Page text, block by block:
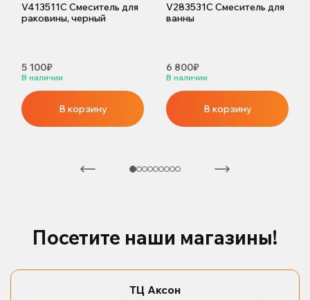
V413511C Смеситель для
раковины, черный
5 100₽
В наличии
В корзину
V283531C Смеситель для
ванны
6 800₽
В наличии
В корзину
Посетите наши магазины!
ТЦ Аксон